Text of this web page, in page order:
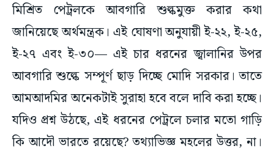
মিশ্রিত পেট্রলকে আবগারি শুল্কমুক্ত করার কথা
জানিয়েছে অর্থমন্ত্রক। এই ঘোষণা অনুযায়ী ই-২২, ই-২৫,
ই-২৭ এবং ই-৩০— এই চার ধরনের জ্বালানির উপর
আবগারি শুল্কে সম্পূর্ণ ছাড় দিচ্ছে মোদি সরকার। তাতে
আমআদমির অনেকটাই সুরাহা হবে বলে দাবি করা হচ্ছে।
যদিও প্রশ্ন উঠছে, এই ধরনের পেট্রলে চলার মতো গাড়ি
কি আদৌ ভারতে রয়েছে? তথ্যাভিজ্ঞ মহলের উত্তর, না।